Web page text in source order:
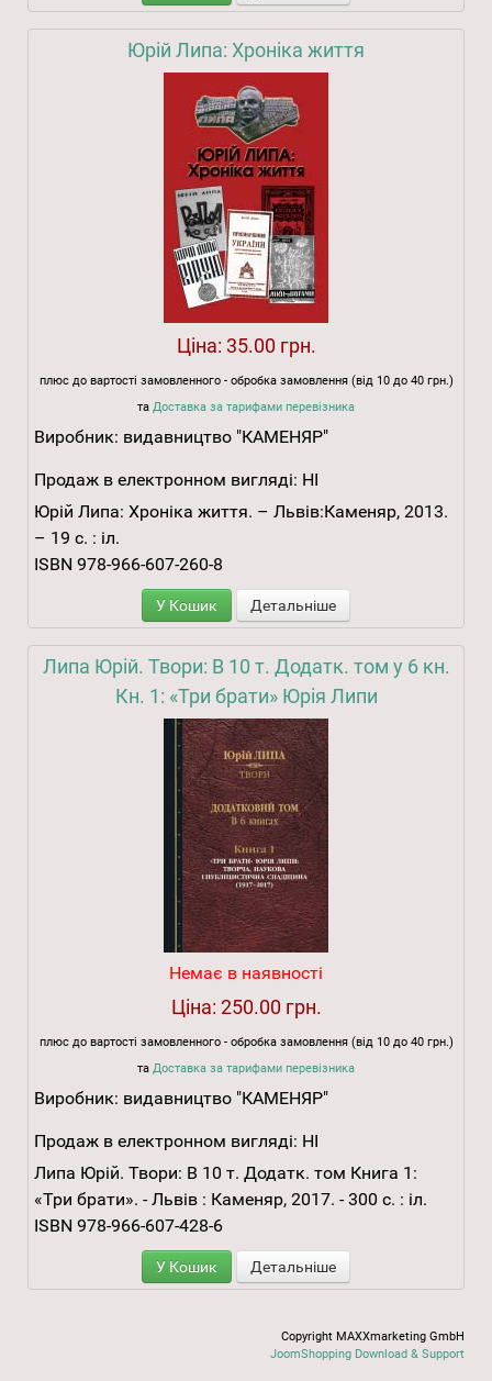
Юрій Липа: Хроніка життя
Ціна: 35.00 грн.
плюс до вартості замовленного - обробка замовлення (від 10 до 40 грн.)
та Доставка за тарифами перевізника
Виробник: видавництво "КАМЕНЯР"
Продаж в електронном вигляді: НІ
Юрій Липа: Хроніка життя. – Львів:Каменяр, 2013.
– 19 с. : іл.
ISBN 978-966-607-260-8
У Кошик Детальніше
Липа Юрій. Твори: В 10 т. Додатк. том у 6 кн.
Кн. 1: «Три брати» Юрія Липи
Немає в наявності
Ціна: 250.00 грн.
плюс до вартості замовленного - обробка замовлення (від 10 до 40 грн.)
та Доставка за тарифами перевізника
Виробник: видавництво "КАМЕНЯР"
Продаж в електронном вигляді: НІ
Липа Юрій. Твори: В 10 т. Додатк. том Книга 1:
«Три брати». - Львів : Каменяр, 2017. - 300 с. : іл.
ISBN 978-966-607-428-6
У Кошик Детальніше
Copyright MAXXmarketing GmbH
JoomShopping Download & Support